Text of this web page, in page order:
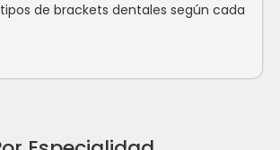
de brackets dentales según cada